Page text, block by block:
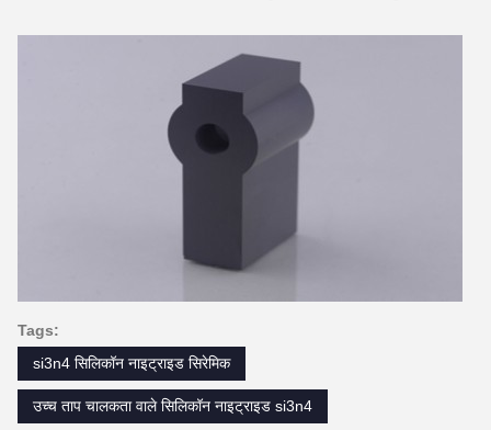
Tags:
si3n4 सिलिकॉन नाइट्राइड सिरेमिक
उच्च ताप चालकता वाले सिलिकॉन नाइट्राइड si3n4